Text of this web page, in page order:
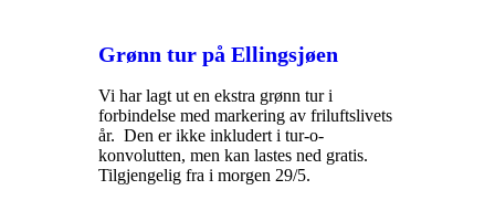
Grønn tur på Ellingsjøen
Vi har lagt ut en ekstra grønn tur i
forbindelse med markering av friluftslivets
år. Den er ikke inkludert i tur-o-
konvolutten, men kan lastes ned gratis.
Tilgjengelig fra i morgen 29/5.